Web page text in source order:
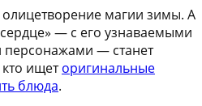
магии зимы. А
— с его узнаваемыми
— станет
ищеторигинальные
блюда.